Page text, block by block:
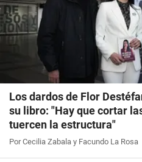
Los dardos de Flor
su libro: "Hay que cortar
tuercen la estructura"
Por Cecilia Zabala y Facundo La Rosa